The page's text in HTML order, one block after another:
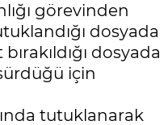
görevinden
dosyada
dosyada
için
tutuklanarak